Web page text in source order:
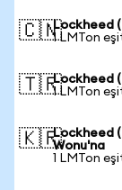
🇨🇳Lockheed
1 LMTon
🇹🇷Lockheed
1 LMTon
🇰🇷Lockheed
Wonu'na
1 LMTon